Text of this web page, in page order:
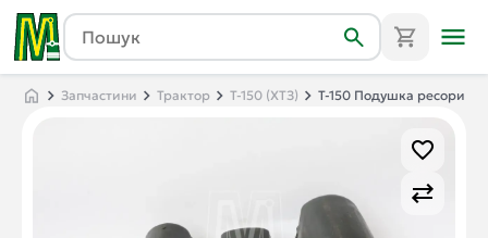
Запчастини Трактор Т-150 (ХТЗ) Т-150 Подушка ресори - E